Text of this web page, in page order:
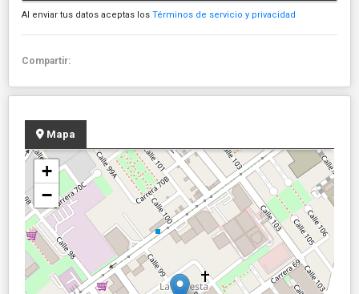
Al enviar tus datos aceptas los Términos de servicio y privacidad
Compartir:
Mapa
+
−